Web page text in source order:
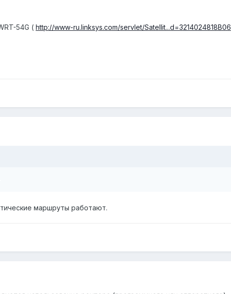
54G ( http://www-ru.linksys.com/servlet/Satellit...d=3214024818B06
маршруты работают.